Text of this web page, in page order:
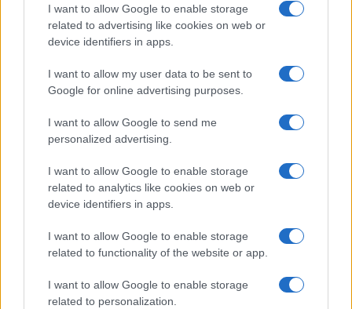
I want to allow Google to enable storage
related to advertising like cookies on web or
device identifiers in apps.
I want to allow my user data to be sent to
Google for online advertising purposes.
I want to allow Google to send me
personalized advertising.
I want to allow Google to enable storage
related to analytics like cookies on web or
device identifiers in apps.
I want to allow Google to enable storage
related to functionality of the website or app.
I want to allow Google to enable storage
related to personalization.
personal
Marta Ruiz · 7 Ago 2026
COTIZACIONES CRYPTO
Nombre Precio
Bitcoin
(BTC)
$64,873.00
Ethereum
(ETH)
$1,911.60
BNB